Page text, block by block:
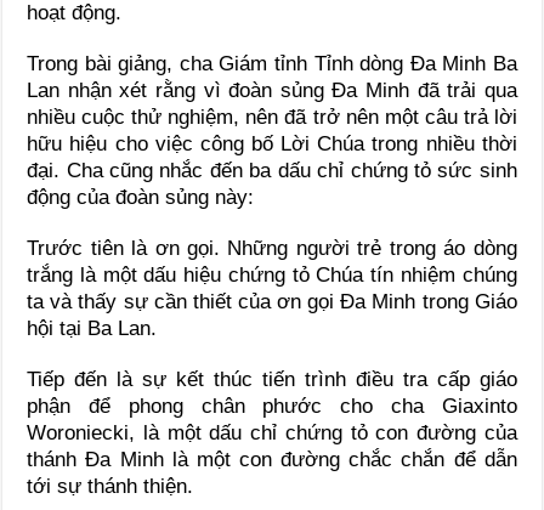
hoạt động.
Trong bài giảng, cha Giám tỉnh Tỉnh dòng Đa Minh Ba
Lan nhận xét rằng vì đoàn sủng Đa Minh đã trải qua
nhiều cuộc thử nghiệm, nên đã trở nên một câu trả lời
hữu hiệu cho việc công bố Lời Chúa trong nhiều thời
đại. Cha cũng nhắc đến ba dấu chỉ chứng tỏ sức sinh
động của đoàn sủng này:
Trước tiên là ơn gọi. Những người trẻ trong áo dòng
trắng là một dấu hiệu chứng tỏ Chúa tín nhiệm chúng
ta và thấy sự cần thiết của ơn gọi Đa Minh trong Giáo
hội tại Ba Lan.
Tiếp đến là sự kết thúc tiến trình điều tra cấp giáo
phận để phong chân phước cho cha Giaxinto
Woroniecki, là một dấu chỉ chứng tỏ con đường của
thánh Đa Minh là một con đường chắc chắn để dẫn
tới sự thánh thiện.